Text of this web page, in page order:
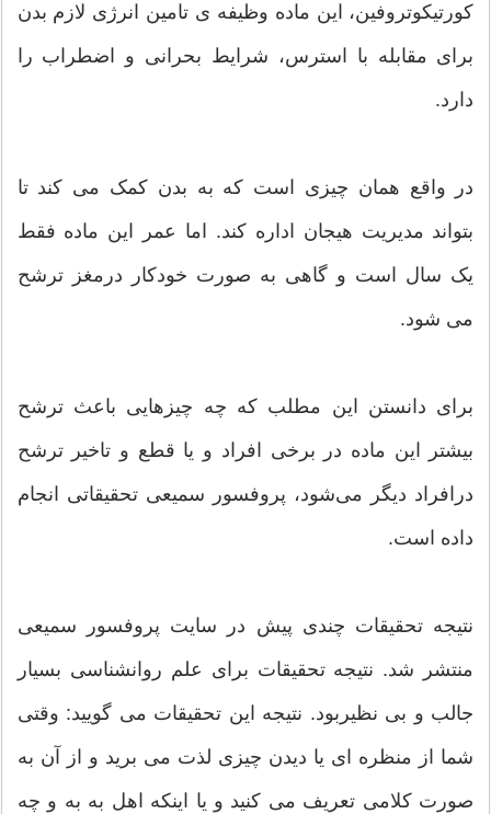
کورتیکوتروفین، این ماده وظیفه ی تامین انرژی لازم بدن
برای مقابله با استرس، شرایط بحرانی و اضطراب را
دارد.
در واقع همان چیزی است که به بدن کمک می کند تا
بتواند مدیریت هیجان اداره کند. اما عمر این ماده فقط
یک سال است و گاهی به صورت خودکار درمغز ترشح
می شود.
برای دانستن این مطلب که چه چیزهایی باعث ترشح
بیشتر این ماده در برخی افراد و یا قطع و تاخیر ترشح
درافراد دیگر می‌شود، پروفسور سمیعی تحقیقاتی انجام
داده است.
نتیجه تحقیقات چندی پیش در سایت پروفسور سمیعی
منتشر شد. نتیجه تحقیقات برای علم روانشناسی بسیار
جالب و بی نظیربود. نتیجه این تحقیقات می گویید: وقتی
شما از منظره ای یا دیدن چیزی لذت می برید و از آن به
صورت کلامی تعریف می کنید و یا اینکه اهل به به و چه